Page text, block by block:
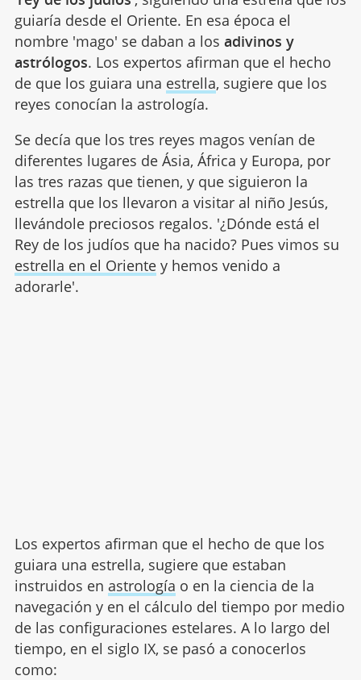
guiaría desde el Oriente. En esa época el
nombre 'mago' se daban a los adivinos y
astrólogos. Los expertos afirman que el hecho
de que los guiara una estrella, sugiere que los
reyes conocían la astrología.
Se decía que los tres reyes magos venían de
diferentes lugares de Ásia, África y Europa, por
las tres razas que tienen, y que siguieron la
estrella que los llevaron a visitar al niño Jesús,
llevándole preciosos regalos. '¿Dónde está el
Rey de los judíos que ha nacido? Pues vimos su
estrella en el Orientey hemos venido a
adorarle'.
Los expertos afirman que el hecho de que los
guiara una estrella, sugiere que estaban
instruidos en astrología o en la ciencia de la
navegación y en el cálculo del tiempo por medio
de las configuraciones estelares. A lo largo del
tiempo, en el siglo IX, se pasó a conocerlos
como: